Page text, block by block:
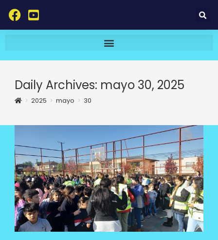
Daily Archives: mayo 30, 2025
> 2025 > mayo > 30